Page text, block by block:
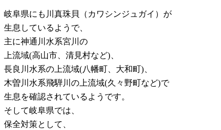
岐阜県にも川真珠貝（カワシンジュガイ）が
生息しているようで、
主に神通川水系宮川の
上流域(高山市、清見村など)、
長良川水系の上流域(八幡町、大和町)、
木曽川水系飛騨川の上流域(久々野町など)で
生息を確認されているようです。
そして岐阜県では、
保全対策として、